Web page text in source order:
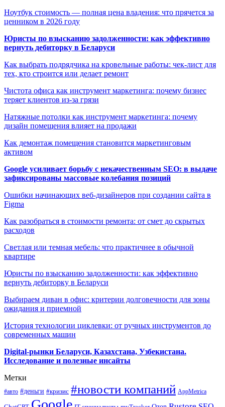
Ноутбук стоимость — полная цена владения: что прячется за
ценником в 2026 году
Юристы по взысканию задолженности: как эффективно
вернуть дебиторку в Беларуси
Как выбрать подрядчика на кровельные работы: чек-лист для
тех, кто строится или делает ремонт
Чистота офиса как инструмент маркетинга: почему бизнес
теряет клиентов из-за грязи
Натяжные потолки как инструмент маркетинга: почему
дизайн помещения влияет на продажи
Как демонтаж помещения становится маркетинговым
активом
Google усиливает борьбу с некачественным SEO: в выдаче
зафиксированы массовые колебания позиций
Ошибки начинающих веб-дизайнеров при создании сайта в
Figma
Как разобраться в стоимости ремонта: от смет до скрытых
расходов
Светлая или темная мебель: что практичнее в обычной
квартире
Юристы по взысканию задолженности: как эффективно
вернуть дебиторку в Беларуси
Выбираем диван в офис: критерии долговечности для зоны
ожидания и приемной
История технологии циклевки: от ручных инструментов до
современных машин
Digital-рынки Беларуси, Казахстана, Узбекистана.
Исследование и полезные инсайты
Метки
#авто #деньги #кризис #новости компаний AppMetrica